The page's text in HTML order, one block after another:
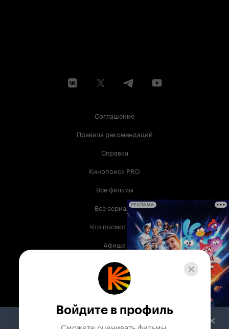
Соглашение
Правила рекомендаций
Справка
Кинопоиск PRO
Все фильмы
Все сериалы
Что посмотреть
Афиша
Музыка
Телепрограмма
Служба поддержки
РЕКЛАМА
Войдите в профиль
Сможете оценивать фильмы,